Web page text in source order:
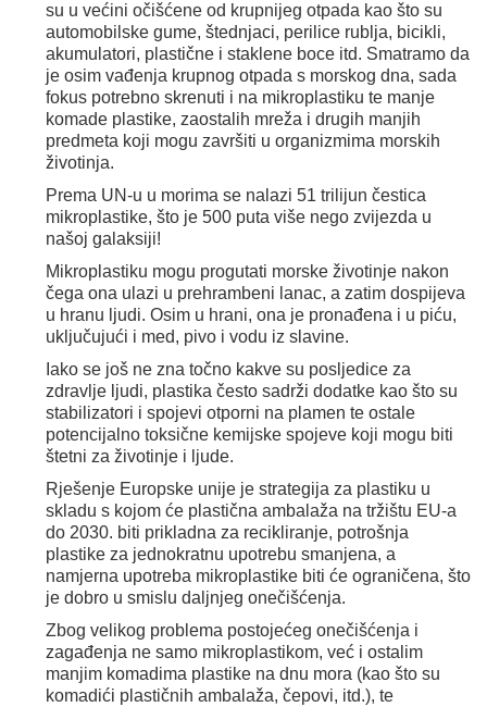
su u većini očišćene od krupnijeg otpada kao što su
automobilske gume, štednjaci, perilice rublja, bicikli,
akumulatori, plastične i staklene boce itd. Smatramo da
je osim vađenja krupnog otpada s morskog dna, sada
fokus potrebno skrenuti i na mikroplastiku te manje
komade plastike, zaostalih mreža i drugih manjih
predmeta koji mogu završiti u organizmima morskih
životinja.
Prema UN-u u morima se nalazi 51 trilijun čestica
mikroplastike, što je 500 puta više nego zvijezda u
našoj galaksiji!
Mikroplastiku mogu progutati morske životinje nakon
čega ona ulazi u prehrambeni lanac, a zatim dospijeva
u hranu ljudi. Osim u hrani, ona je pronađena i u piću,
uključujući i med, pivo i vodu iz slavine.
Iako se još ne zna točno kakve su posljedice za
zdravlje ljudi, plastika često sadrži dodatke kao što su
stabilizatori i spojevi otporni na plamen te ostale
potencijalno toksične kemijske spojeve koji mogu biti
štetni za životinje i ljude.
Rješenje Europske unije je strategija za plastiku u
skladu s kojom će plastična ambalaža na tržištu EU-a
do 2030. biti prikladna za recikliranje, potrošnja
plastike za jednokratnu upotrebu smanjena, a
namjerna upotreba mikroplastike biti će ograničena, što
je dobro u smislu daljnjeg onečišćenja.
Zbog velikog problema postojećeg onečišćenja i
zagađenja ne samo mikroplastikom, već i ostalim
manjim komadima plastike na dnu mora (kao što su
komadići plastičnih ambalaža, čepovi, itd.), te